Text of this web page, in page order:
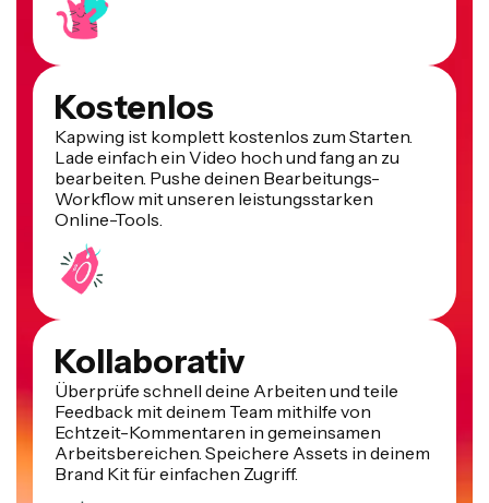
Kostenlos
Kapwing ist komplett kostenlos zum Starten.
Lade einfach ein Video hoch und fang an zu
bearbeiten. Pushe deinen Bearbeitungs-
Workflow mit unseren leistungsstarken
Online-Tools.
Kollaborativ
Überprüfe schnell deine Arbeiten und teile
Feedback mit deinem Team mithilfe von
Echtzeit-Kommentaren in gemeinsamen
Arbeitsbereichen. Speichere Assets in deinem
Brand Kit für einfachen Zugriff.